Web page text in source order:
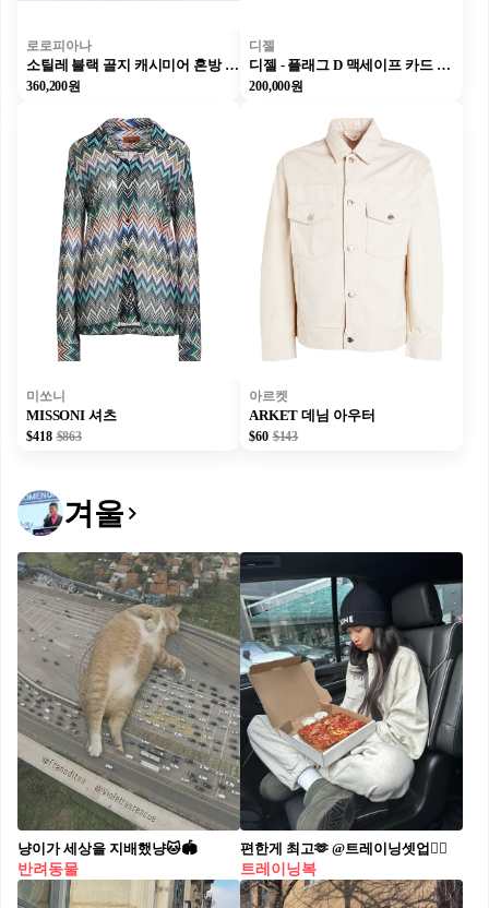
로로피아나
소틸레 블랙 골지 캐시미어 혼방 양말
360,200원
디젤
디젤 - 플래그 D 맥세이프 카드 홀더 - 유니버설 포켓 - 유니섹스 - 블랙
200,000원
미쏘니
MISSONI 셔츠
$418 $863
아르켓
ARKET 데님 아우터
$60 $143
겨울
냥이가 세상을 지배했냥🐱🏟
반려동물
편한게 최고🫶 @트레이닝셋업🏃‍♀️
트레이닝복